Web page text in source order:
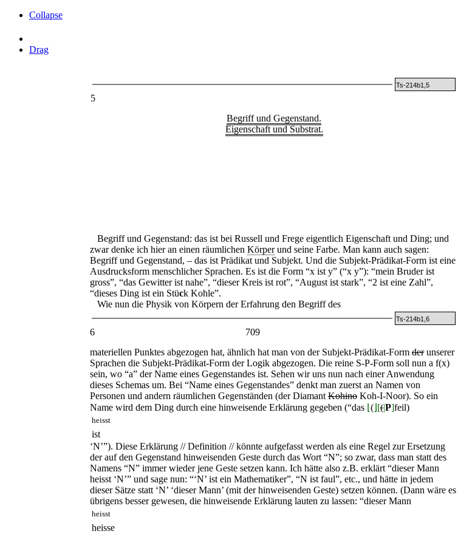
Collapse
Drag
Ts-214b1,5
5
Begriff und Gegenstand.
Eigenschaft und Substrat.
Begriff und Gegenstand: das ist bei Russell und Frege eigentlich Eigenschaft und Ding; und
zwar denke ich hier an einen räumlichen Körperund seine Farbe. Man kann auch sagen:
Begriff und Gegenstand, – das ist Prädikat und Subjekt. Und die Subjekt-Prädikat-Form ist eine
Ausdrucksform menschlicher Sprachen. Es ist die Form “x ist y” (“x y”): “mein Bruder ist
gross”, “das Gewitter ist nahe”, “dieser Kreis ist rot”, “August ist stark”, “2 ist eine Zahl”,
“dieses Ding ist ein Stück Kohle”.
Wie nun die Physik von Körpern der Erfahrung den Begriff des
Ts-214b1,6
6 709
materiellen Punktes abgezogen hat, ähnlich hat man von der Subjekt-Prädikat-Form derunserer
Sprachen die Subjekt-Prädikat-Form der Logik abgezogen. Die reine S-P-Form soll nun a f(x)
sein, wo “a” der Name eines Gegenstandes ist. Sehen wir uns nun nach einer Anwendung
dieses Schemas um. Bei “Name eines Gegenstandes” denkt man zuerst an Namen von
Personen und andern räumlichen Gegenständen (der Diamant Kohino Koh-I-Noor). So ein
Name wird dem Ding durch eine hinweisende Erklärung gegeben (“das ( [(|P]feil)
heisst
ist
‘N’”). Diese Erklärung // Definition // könnte aufgefasst werden als eine Regel zur Ersetzung
der auf den Gegenstand hinweisenden Geste durch das Wort “N”; so zwar, dass man statt des
Namens “N” immer wieder jene Geste setzen kann. Ich hätte also z.B. erklärt “dieser Mann
heisst ‘N’” und sage nun: “‘N’ ist ein Mathematiker”, “N ist faul”, etc., und hätte in jedem
dieser Sätze statt ‘N’ ‘dieser Mann’ (mit der hinweisenden Geste) setzen können. (Dann wäre es
übrigens besser gewesen, die hinweisende Erklärung lauten zu lassen: “dieser Mann
heisst
heisse